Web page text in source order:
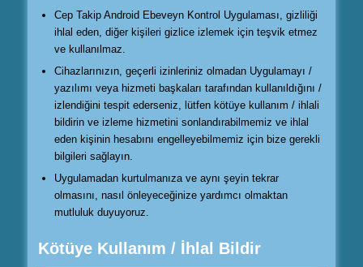
Cep Takip Android Ebeveyn Kontrol Uygulaması, gizliliği
ihlal eden, diğer kişileri gizlice izlemek için teşvik etmez
ve kullanılmaz.
Cihazlarınızın, geçerli izinleriniz olmadan Uygulamayı /
yazılımı veya hizmeti başkaları tarafından kullanıldığını /
izlendiğini tespit ederseniz, lütfen kötüye kullanım / ihlali
bildirin ve izleme hizmetini sonlandırabilmemiz ve ihlal
eden kişinin hesabını engelleyebilmemiz için bize gerekli
bilgileri sağlayın.
Uygulamadan kurtulmanıza ve aynı şeyin tekrar
olmasını, nasıl önleyeceğinize yardımcı olmaktan
mutluluk duyuyoruz.
Kötüye Kullanım / İhlal Bildir